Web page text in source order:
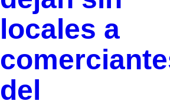
locales a
del